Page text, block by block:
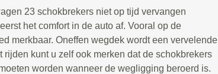
23 schokbrekers niet op tijd vervangen
het comfort in de auto af. Vooral op de
merkbaar. Oneffen wegdek wordt een vervelende
rijden kunt u zelf ook merken dat de schokbrekers
worden wanneer de wegligging beroerd is.